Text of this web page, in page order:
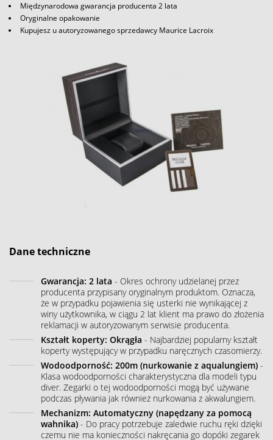
Międzynarodowa gwarancja producenta 2 lata
Oryginalne opakowanie
Kupujesz u autoryzowanego sprzedawcy Maurice Lacroix
Dane techniczne
Gwarancja: 2 lata - Okres ochrony udzielanej przez
producenta przypisany oryginalnym produktom. Oznacza,
że w przypadku pojawienia się usterki nie wynikającej z
winy użytkownika, w ciągu 2 lat klient ma prawo do złożenia
reklamacji w autoryzowanym serwisie producenta.
Kształt koperty: Okrągła - Najbardziej popularny kształt
koperty występujący w przypadku naręcznych czasomierzy.
Wodoodporność: 200m (nurkowanie z aqualungiem) -
Klasa wodoodporności charakterystyczna dla modeli typu
diver. Zegarki o tej wodoodporności mogą być używane
podczas pływania jak również nurkowania z akwalungiem.
Mechanizm: Automatyczny (napędzany za pomocą
wahnika) - Do pracy potrzebuje zaledwie ruchu ręki dzięki
czemu nie ma konieczności nakręcania go dopóki zegarek